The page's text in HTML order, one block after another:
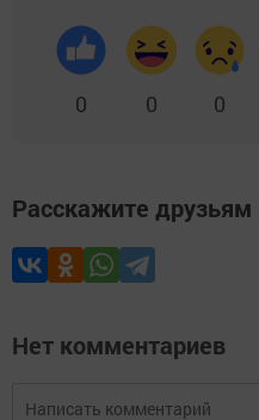
0 0 0
Расскажите друзьям
Нет комментариев